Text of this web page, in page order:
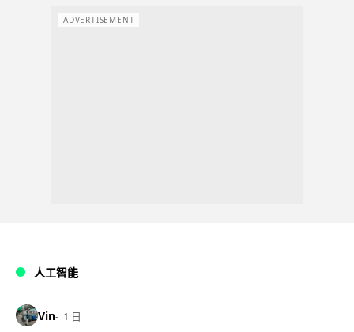
ADVERTISEMENT
人工智能
Vin 1 日